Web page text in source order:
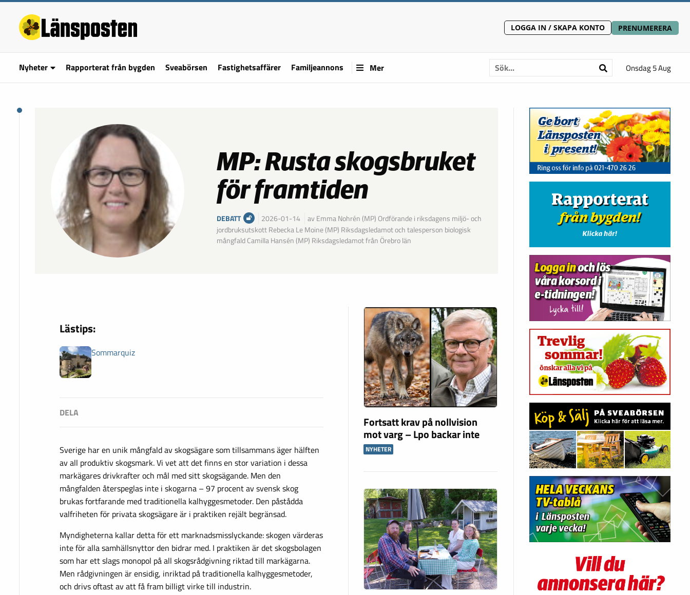
LOGGA IN / SKAPA KONTO PRENUMERERA
Nyheter Rapporterat från bygden Sveabörsen Fastighetsaffärer Familjeannons Mer Onsdag 5 Aug
MP: Rusta skogsbruket
för framtiden
DEBATT 2026-01-14
av Emma Nohrén (MP) Ordförande i riksdagens miljö- och
jordbruksutskott Rebecka Le Moine (MP) Riksdagsledamot och talesperson biologisk
mångfald Camilla Hansén (MP) Riksdagsledamot från Örebro län
Lästips:
Sommarquiz
Sverige har en unik mångfald av skogsägare som tillsammans äger hälften
av all produktiv skogsmark. Vi vet att det finns en stor variation i dessa
markägares drivkrafter och mål med sitt skogsägande. Men den
mångfalden återspeglas inte i skogarna – 97 procent av svensk skog
brukas fortfarande med traditionella kalhyggesmetoder. Den påstådda
valfriheten för privata skogsägare är i praktiken rejält begränsad.
Myndigheterna kallar detta för ett marknadsmisslyckande: skogen värderas
inte för alla samhällsnyttor den bidrar med. I praktiken är det skogsbolagen
som har ett slags monopol på all skogsrådgivning riktad till markägarna.
Men rådgivningen är ensidig, inriktad på traditionella kalhyggesmetoder,
och drivs oftast av att få fram billigt virke till industrin.
Fortsatt krav på nollvision
mot varg – Lpo backar inte
NYHETER